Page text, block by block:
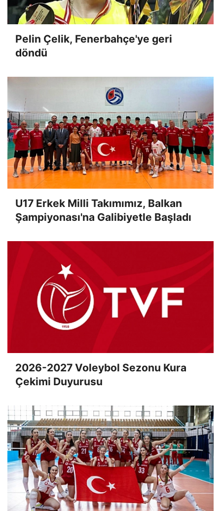
Pelin Çelik, Fenerbahçe'ye geri
döndü
U17 Erkek Milli Takımımız, Balkan
Şampiyonası'na Galibiyetle Başladı
2026-2027 Voleybol Sezonu Kura
Çekimi Duyurusu